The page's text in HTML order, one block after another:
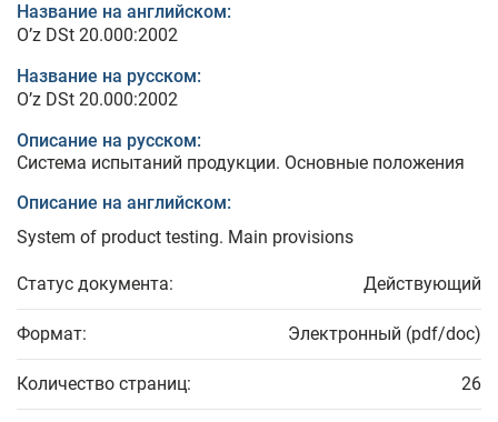
Название на английском:
O’z DSt 20.000:2002
Название на русском:
O’z DSt 20.000:2002
Описание на русском:
Система испытаний продукции. Основные положения
Описание на английском:
System of product testing. Main provisions
Статус документа: Действующий
Формат: Электронный (pdf/doc)
Количество страниц: 26